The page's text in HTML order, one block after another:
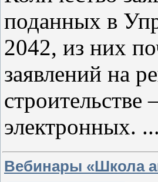
поданных в
2042, из них
заявлений на
электронных. ...
Вебинары «Школа